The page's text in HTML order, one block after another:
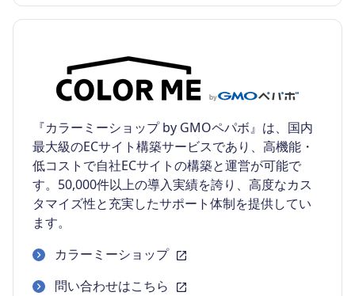
『カラーミーショップ by GMOペパボ』は、国内
最大級のECサイト構築サービスであり、高機能・
低コストで自社ECサイトの構築と運営が可能で
す。50,000件以上の導入実績を誇り、高度なカス
タマイズ性と充実したサポート体制を提供してい
ます。
カラーミーショップ
問い合わせはこちら